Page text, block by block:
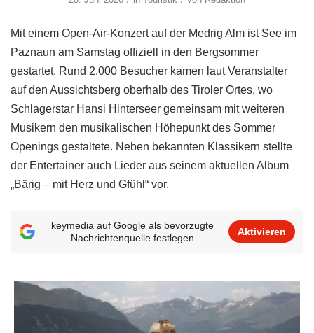
Mit einem Open-Air-Konzert auf der Medrig Alm ist See im
Paznaun am Samstag offiziell in den Bergsommer
gestartet. Rund 2.000 Besucher kamen laut Veranstalter
auf den Aussichtsberg oberhalb des Tiroler Ortes, wo
Schlagerstar Hansi Hinterseer gemeinsam mit weiteren
Musikern den musikalischen Höhepunkt des Sommer
Openings gestaltete. Neben bekannten Klassikern stellte
der Entertainer auch Lieder aus seinem aktuellen Album
„Bärig – mit Herz und Gfühl“ vor.
keymedia auf Google als bevorzugte
Nachrichtenquelle festlegen
Aktivieren